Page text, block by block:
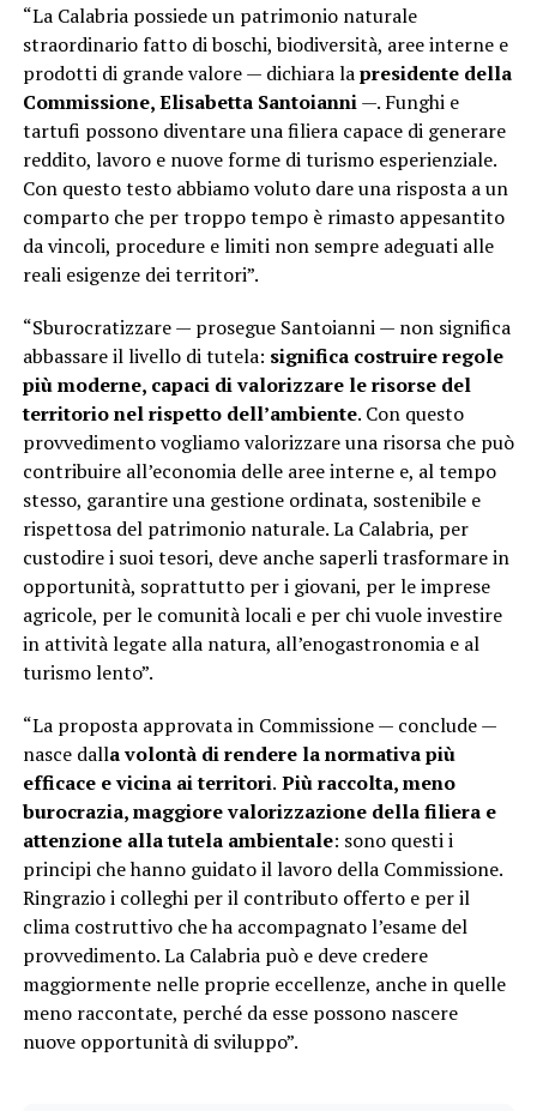
“La Calabria possiede un patrimonio naturale
straordinario fatto di boschi, biodiversità, aree interne e
prodotti di grande valore — dichiara lapresidente della
Commissione, Elisabetta Santoianni—. Funghi e
tartufi possono diventare una filiera capace di generare
reddito, lavoro e nuove forme di turismo esperienziale.
Con questo testo abbiamo voluto dare una risposta a un
comparto che per troppo tempo è rimasto appesantito
da vincoli, procedure e limiti non sempre adeguati alle
reali esigenze dei territori”.
“Sburocratizzare — prosegue Santoianni — non significa
abbassare il livello di tutela: significa costruire regole
più moderne, capaci di valorizzare le risorse del
territorio nel rispetto dell’ambiente. Con questo
provvedimento vogliamo valorizzare una risorsa che può
contribuire all’economia delle aree interne e, al tempo
stesso, garantire una gestione ordinata, sostenibile e
rispettosa del patrimonio naturale. La Calabria, per
custodire i suoi tesori, deve anche saperli trasformare in
opportunità, soprattutto per i giovani, per le imprese
agricole, per le comunità locali e per chi vuole investire
in attività legate alla natura, all’enogastronomia e al
turismo lento”.
“La proposta approvata in Commissione — conclude —
nasce dalla volontà di rendere la normativa più
efficace e vicina ai territori. Più raccolta, meno
burocrazia, maggiore valorizzazione della filiera e
attenzione alla tutela ambientale: sono questi i
principi che hanno guidato il lavoro della Commissione.
Ringrazio i colleghi per il contributo offerto e per il
clima costruttivo che ha accompagnato l’esame del
provvedimento. La Calabria può e deve credere
maggiormente nelle proprie eccellenze, anche in quelle
meno raccontate, perché da esse possono nascere
nuove opportunità di sviluppo”.